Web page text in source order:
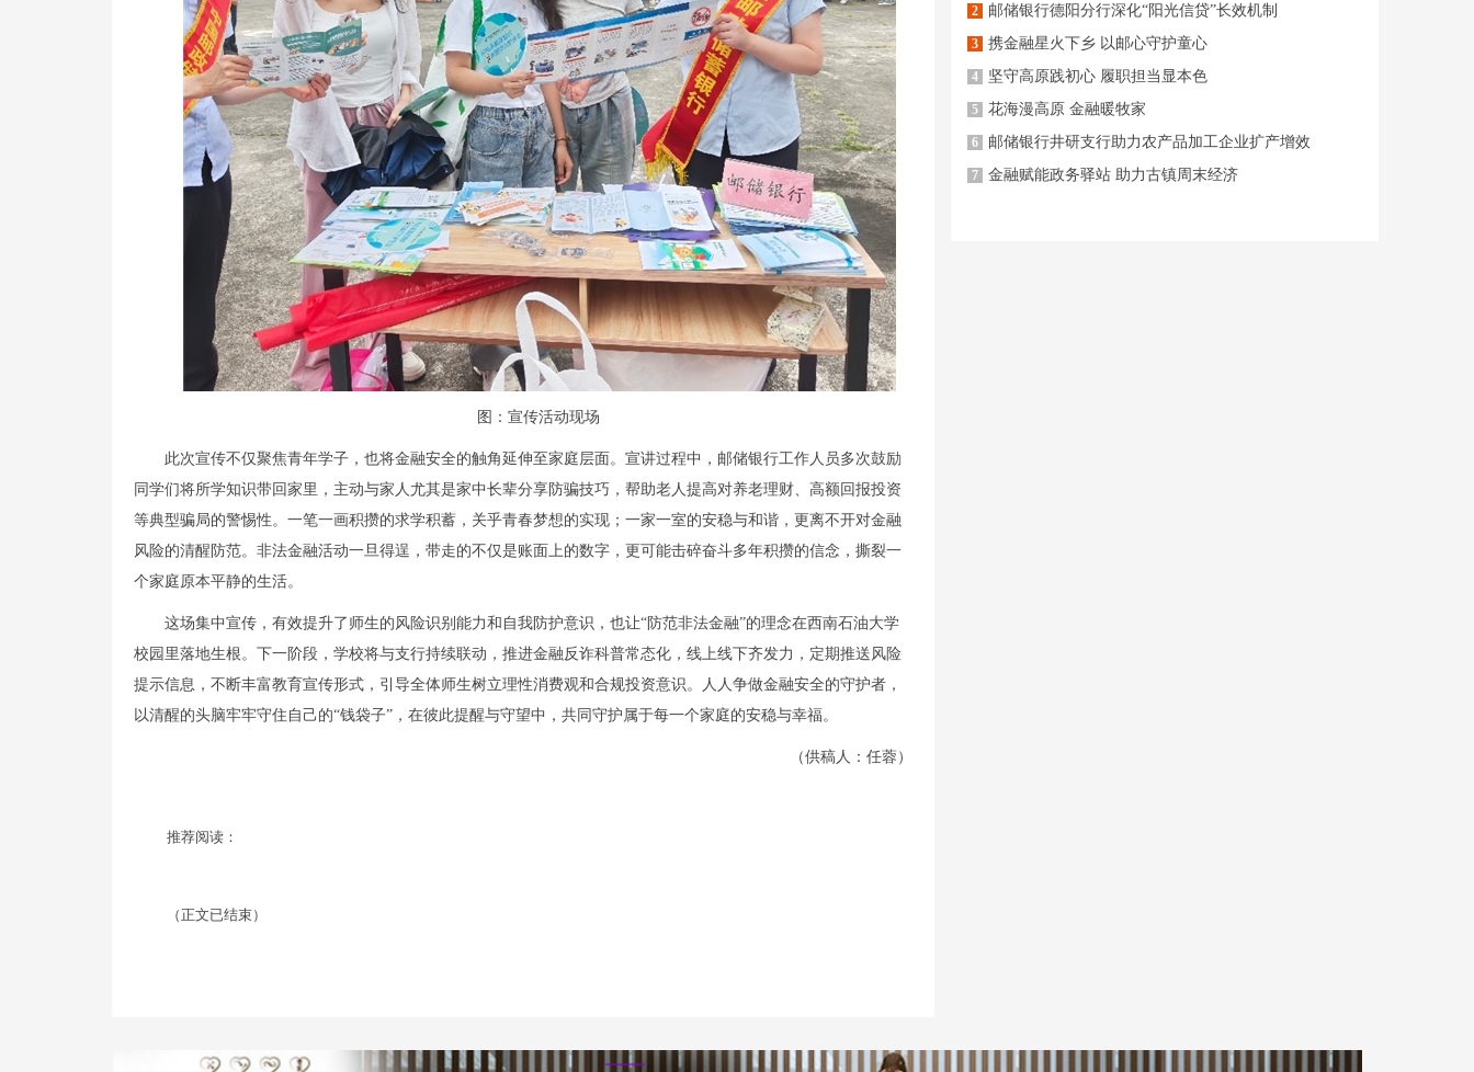
图：宣传活动现场
此次宣传不仅聚焦青年学子，也将金融安全的触角延伸至家庭层面。宣讲过程中，邮储银行工作人员多次鼓励
同学们将所学知识带回家里，主动与家人尤其是家中长辈分享防骗技巧，帮助老人提高对养老理财、高额回报投资
等典型骗局的警惕性。一笔一画积攒的求学积蓄，关乎青春梦想的实现；一家一室的安稳与和谐，更离不开对金融
风险的清醒防范。非法金融活动一旦得逞，带走的不仅是账面上的数字，更可能击碎奋斗多年积攒的信念，撕裂一
个家庭原本平静的生活。
这场集中宣传，有效提升了师生的风险识别能力和自我防护意识，也让“防范非法金融”的理念在西南石油大学
校园里落地生根。下一阶段，学校将与支行持续联动，推进金融反诈科普常态化，线上线下齐发力，定期推送风险
提示信息，不断丰富教育宣传形式，引导全体师生树立理性消费观和合规投资意识。人人争做金融安全的守护者，
以清醒的头脑牢牢守住自己的“钱袋子”，在彼此提醒与守望中，共同守护属于每一个家庭的安稳与幸福。
（供稿人：任蓉）
推荐阅读：
（正文已结束）
2 邮储银行德阳分行深化“阳光信贷”长效机制
3 携金融星火下乡 以邮心守护童心
4 坚守高原践初心 履职担当显本色
5 花海漫高原 金融暖牧家
6 邮储银行井研支行助力农产品加工企业扩产增效
7 金融赋能政务驿站 助力古镇周末经济